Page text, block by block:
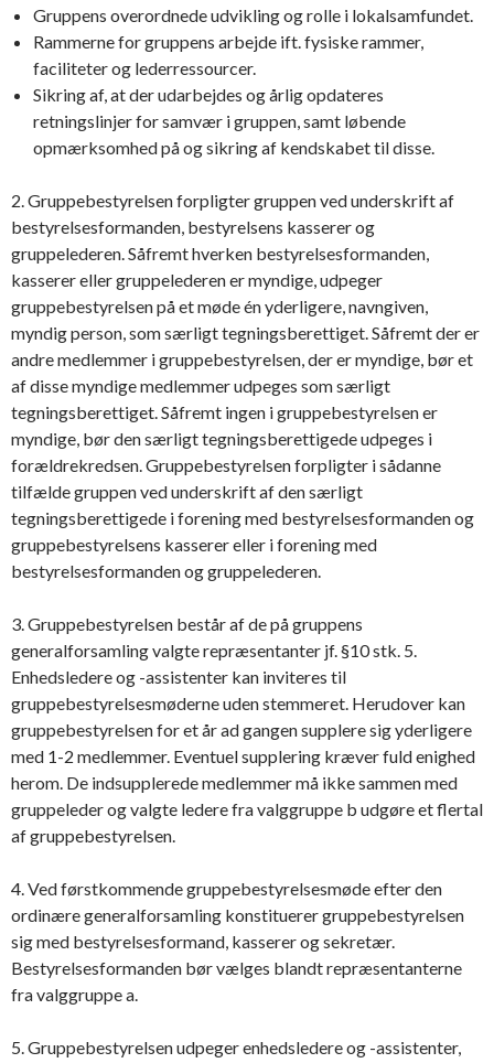
Gruppens overordnede udvikling og rolle i lokalsamfundet.
Rammerne for gruppens arbejde ift. fysiske rammer,
faciliteter og lederressourcer.
Sikring af, at der udarbejdes og årlig opdateres
retningslinjer for samvær i gruppen, samt løbende
opmærksomhed på og sikring af kendskabet til disse.
2. Gruppebestyrelsen forpligter gruppen ved underskrift af
bestyrelsesformanden, bestyrelsens kasserer og
gruppelederen. Såfremt hverken bestyrelsesformanden,
kasserer eller gruppelederen er myndige, udpeger
gruppebestyrelsen på et møde én yderligere, navngiven,
myndig person, som særligt tegningsberettiget. Såfremt der er
andre medlemmer i gruppebestyrelsen, der er myndige, bør et
af disse myndige medlemmer udpeges som særligt
tegningsberettiget. Såfremt ingen i gruppebestyrelsen er
myndige, bør den særligt tegningsberettigede udpeges i
forældrekredsen. Gruppebestyrelsen forpligter i sådanne
tilfælde gruppen ved underskrift af den særligt
tegningsberettigede i forening med bestyrelsesformanden og
gruppebestyrelsens kasserer eller i forening med
bestyrelsesformanden og gruppelederen.
3. Gruppebestyrelsen består af de på gruppens
generalforsamling valgte repræsentanter jf. §10 stk. 5.
Enhedsledere og -assistenter kan inviteres til
gruppebestyrelsesmøderne uden stemmeret. Herudover kan
gruppebestyrelsen for et år ad gangen supplere sig yderligere
med 1-2 medlemmer. Eventuel supplering kræver fuld enighed
herom. De indsupplerede medlemmer må ikke sammen med
gruppeleder og valgte ledere fra valggruppe b udgøre et flertal
af gruppebestyrelsen.
4. Ved førstkommende gruppebestyrelsesmøde efter den
ordinære generalforsamling konstituerer gruppebestyrelsen
sig med bestyrelsesformand, kasserer og sekretær.
Bestyrelsesformanden bør vælges blandt repræsentanterne
fra valggruppe a.
5. Gruppebestyrelsen udpeger enhedsledere og -assistenter,